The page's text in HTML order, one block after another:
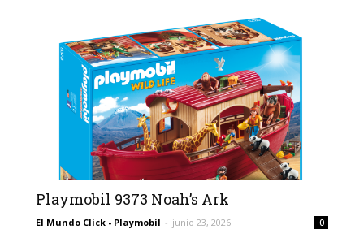
Playmobil 9373 Noah’s Ark
El Mundo Click - Playmobil - junio 23, 2026 0